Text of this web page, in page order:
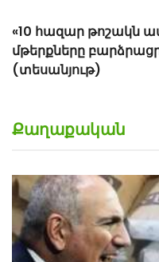
Քաղաքական